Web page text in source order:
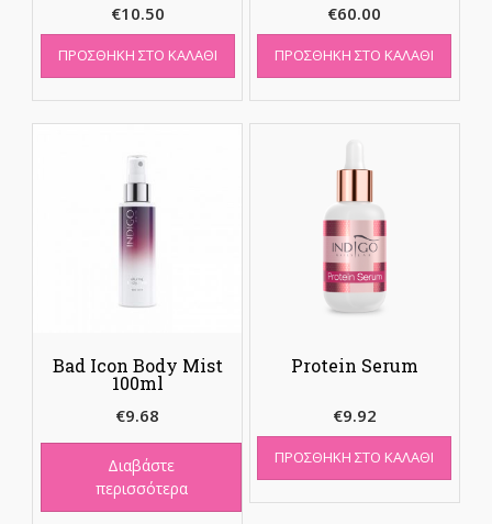
€10.50
ΠΡΟΣΘΉΚΗ ΣΤΟ ΚΑΛΆΘΙ
€60.00
ΠΡΟΣΘΉΚΗ ΣΤΟ ΚΑΛΆΘΙ
Bad Icon Body Mist
100ml
€9.68
Διαβάστε
περισσότερα
Protein Serum
€9.92
ΠΡΟΣΘΉΚΗ ΣΤΟ ΚΑΛΆΘΙ